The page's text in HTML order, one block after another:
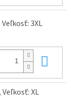
3XL
XL